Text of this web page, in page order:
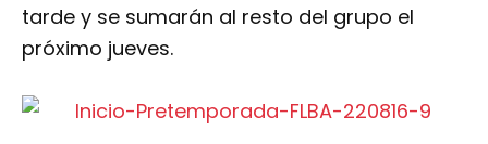
tarde y se sumarán al resto del grupo el
próximo jueves.